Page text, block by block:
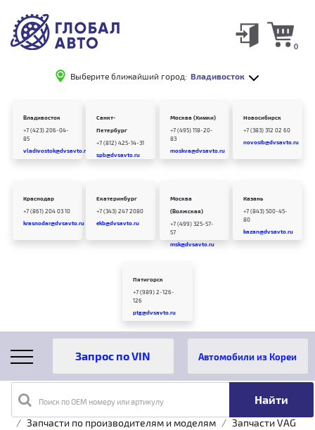
Выберите ближайший город: Владивосток
0
Владивосток
+7 (423) 206-04-
85
vladivostok@dvsavto.ru
Санкт-
Петербург
+7 (812) 425-14-31
spb@dvsavto.ru
Москва (Химки)
+7 (495) 118-20-
83
moskva@dvsavto.ru
Новосибирск
+7 (383) 312 02 60
novosib@dvsavto.ru
Краснодар
+7 (861) 204 03 10
krasnodar@dvsavto.ru
Екатеринбург
+7 (343) 247 2080
ekb@dvsavto.ru
Москва
(Волжская)
+7 (499) 325-57-
57
msk@dvsavto.ru
Казань
+7 (843) 500-45-
80
kazan@dvsavto.ru
Пятигорск
+7 (989) 2-126-
126
ptg@dvsavto.ru
Поиск по OEM номеру или артикулу
Автомобили из Кореи
Главная
Каталог товаров
Запчасти по производителям и моделям
Запчасти VAG